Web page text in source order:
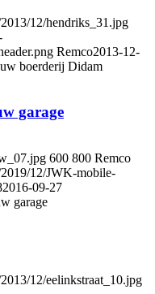
12/hendriks_31.jpg
Remco2013-12-
boerderij Didam
garage
600 800 Remco
12/JWK-mobile-
2016-09-27
garage
12/eelinkstraat_10.jpg